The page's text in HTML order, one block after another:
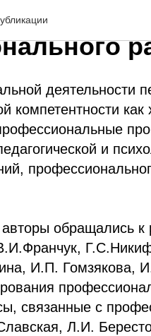
деятельности
как
и
обращались к
И.П. Гомзякова,
связанные с
Л.И.